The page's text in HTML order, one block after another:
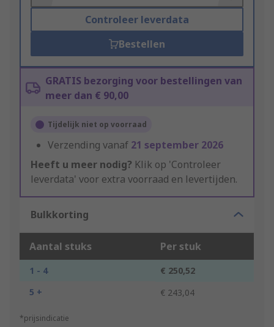
Controleer leverdata
Bestellen
GRATIS bezorging voor bestellingen van
meer dan € 90,00
Tijdelijk niet op voorraad
Verzending vanaf 21 september 2026
Heeft u meer nodig? Klik op 'Controleer
leverdata' voor extra voorraad en levertijden.
Bulkkorting
Aantal stuks Per stuk
1 - 4
€ 250,52
5 +
€ 243,04
*prijsindicatie